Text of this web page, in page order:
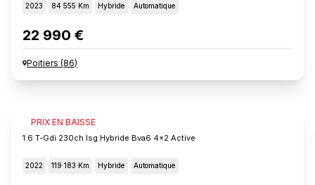
2023 84 555 Km Hybride Automatique
22 990 €
Poitiers (86)
PRIX EN BAISSE
KIA SPORTAGE
1.6 T-Gdi 230ch Isg Hybride Bva6 4x2 Active
2022 119 183 Km Hybride Automatique